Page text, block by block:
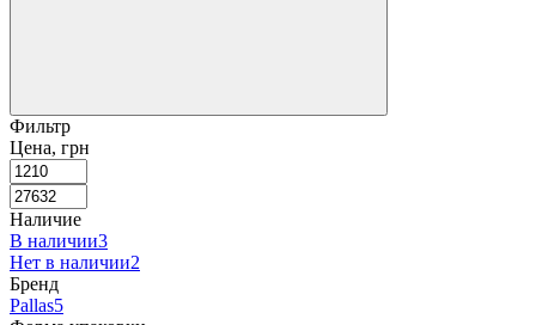
Фильтр
Цена, грн
Наличие
В наличии3
Нет в наличии2
Бренд
Pallas5